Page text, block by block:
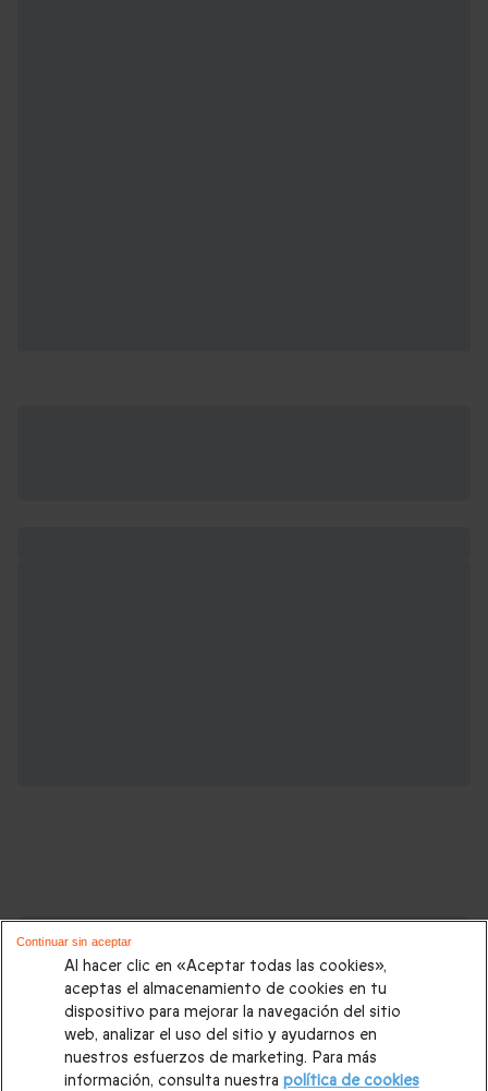
Cajas regalo que podrían interesarte:
Regalos Navidad |Regalos para hombre Navidad|
para mujer Navidad|Regalos de Reyes|Regalos de boda
Regalos de cumpleaños| Regalos para mujer|Regalos para
Al hacer clic en «Aceptar todas las cookies»,
aceptas el almacenamiento de cookies en tu
dispositivo para mejorar la navegación del sitio
web, analizar el uso del sitio y ayudarnos en
nuestros esfuerzos de marketing. Para más
información, consulta nuestra política de cookies
Continuar sin aceptar